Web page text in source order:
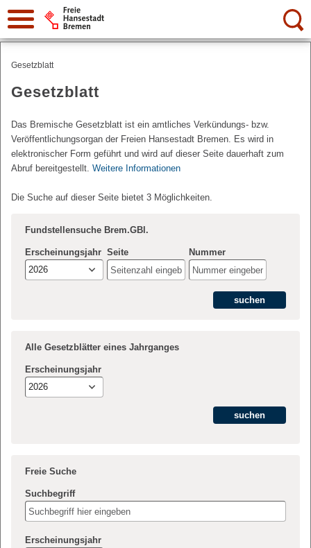
Suche:
Gesetzblatt
Gesetzblatt
Das Bremische Gesetzblatt ist ein amtliches Verkündungs- bzw.
Veröffentlichungsorgan der Freien Hansestadt Bremen. Es wird in
elektronischer Form geführt und wird auf dieser Seite dauerhaft zum
Abruf bereitgestellt. Weitere Informationen
Die Suche auf dieser Seite bietet 3 Möglichkeiten.
Fundstellensuche Brem.GBl.
Erscheinungsjahr
2026
Seite Nummer
Alle Gesetzblätter eines Jahrganges
Erscheinungsjahr
2026
Freie Suche
Suchbegriff
Erscheinungsjahr